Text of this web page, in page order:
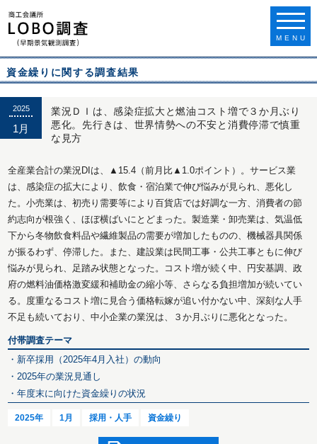
MENU
資金繰りに関する調査結果
2025
1月
業況ＤＩは、感染症拡大と燃油コスト増で３か月ぶり
悪化。先行きは、世界情勢への不安と消費停滞で慎重
な見方
全産業合計の業況DIは、▲15.4（前月比▲1.0ポイント）。サービス業
は、感染症の拡大により、飲食・宿泊業で伸び悩みが見られ、悪化し
た。小売業は、初売り需要等により百貨店では好調な一方、消費者の節
約志向が根強く、ほぼ横ばいにとどまった。製造業・卸売業は、気温低
下から冬物飲食料品や繊維製品の需要が増加したものの、機械器具関係
が振るわず、停滞した。また、建設業は民間工事・公共工事ともに伸び
悩みが見られ、足踏み状態となった。コスト増が続く中、円安基調、政
府の燃料油価格激変緩和補助金の縮小等、さらなる負担増加が続いてい
る。度重なるコスト増に見合う価格転嫁が追い付かない中、深刻な人手
不足も続いており、中小企業の業況は、３か月ぶりに悪化となった。
付帯調査テーマ
・新卒採用（2025年4月入社）の動向
・2025年の業況見通し
・年度末に向けた資金繰りの状況
2025年 1月 採用・人手 資金繰り